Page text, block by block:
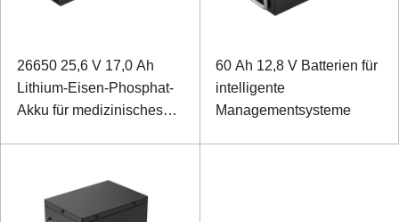
26650 25,6 V 17,0 Ah
Lithium-Eisen-Phosphat-
Akku für medizinisches
60 Ah 12,8 V Batterien für
intelligente
Managementsysteme